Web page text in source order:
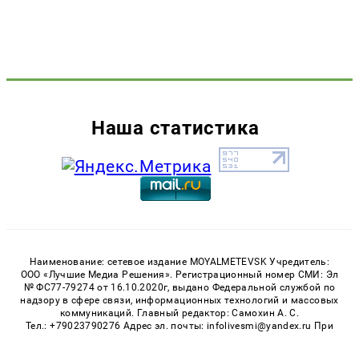
Наша статистика
Наименование: сетевое издание MOYALMETEVSK Учредитель:
ООО «Лучшие Медиа Решения». Регистрационный номер СМИ: Эл
№ ФС77-79274 от 16.10.2020г, выдано Федеральной службой по
надзору в сфере связи, информационных технологий и массовых
коммуникаций. Главный редактор: Самохин А. С.
Тел.: +79023790276 Адрес эл. почты: infolivesmi@yandex.ru При